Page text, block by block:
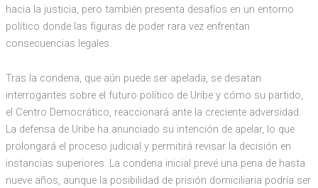
hacia la justicia, pero también presenta desafíos en un entorno
político donde las figuras de poder rara vez enfrentan
consecuencias legales.
Tras la condena, que aún puede ser apelada, se desatan
interrogantes sobre el futuro político de Uribe y cómo su partido,
el Centro Democrático, reaccionará ante la creciente adversidad.
La defensa de Uribe ha anunciado su intención de apelar, lo que
prolongará el proceso judicial y permitirá revisar la decisión en
instancias superiores. La condena inicial prevé una pena de hasta
nueve años, aunque la posibilidad de prisión domiciliaria podría ser